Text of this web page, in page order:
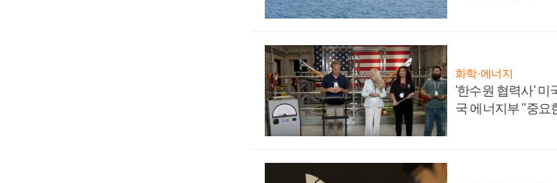
화학·에너지
'한수원 협력사' 미
국 에너지부 "중요